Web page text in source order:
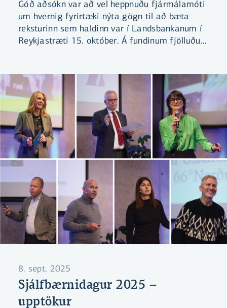
Góð aðsókn var að vel heppnuðu fjármálamóti
um hvernig fyrirtæki nýta gögn til að bæta
reksturinn sem haldinn var í Landsbankanum í
Reykjastræti 15. október. Á fundinum fjölluðu
ákvarðanir mögulegar.
8. sept. 2025
Sjálfbærnidagur 2025 –
upptökur